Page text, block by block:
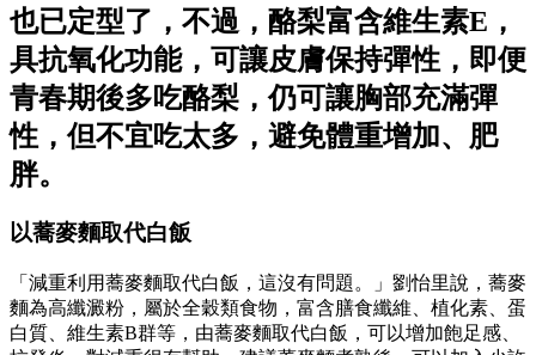
也已定型了，不過，酪梨富含維生素E，
具抗氧化功能，可讓皮膚保持彈性，即便
青春期後多吃酪梨，仍可讓胸部充滿彈
性，但不宜吃太多，避免體重增加、肥
胖。
以蕎麥麵取代白飯
「減重利用蕎麥麵取代白飯，這沒有問題。」劉怡里說，蕎麥
麵為高纖澱粉，屬於全穀類食物，富含膳食纖維、植化素、蛋
白質、維生素B群等，由蕎麥麵取代白飯，可以增加飽足感、